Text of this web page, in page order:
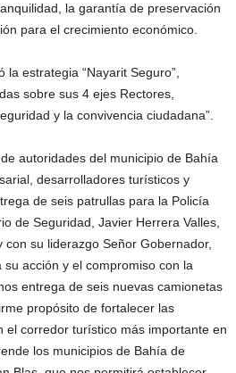
la garantía de preservación
para el crecimiento económico.
estrategia “Nayarit Seguro”,
sobre sus 4 ejes Rectores,
y la convivencia ciudadana”.
autoridades del municipio de Bahía
desarrolladores turísticos y
de seis patrullas para la Policía
de Seguridad, Javier Herrera Valles,
con su liderazgo Señor Gobernador,
acción y el compromiso con la
entrega de seis nuevas camionetas
propósito de fortalecer las
el corredor turístico más importante en
los municipios de Bahía de